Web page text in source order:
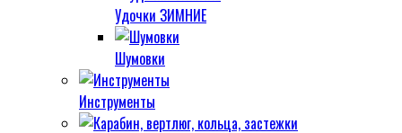
Удочки ЗИМНИЕ
Шумовки
Инструменты